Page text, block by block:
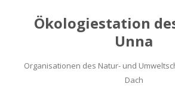
Ökologiestation
Unna
Organisationen des Natur- und
Dach